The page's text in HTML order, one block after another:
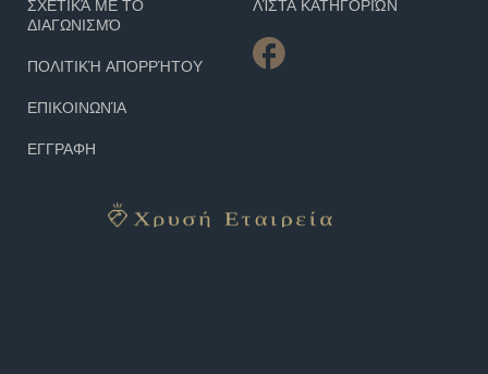
ΣΧΕΤΙΚΆ ΜΕ ΤΟ
ΔΙΑΓΩΝΙΣΜΌ
ΠΟΛΙΤΙΚΉ ΑΠΟΡΡΉΤΟΥ
ΕΠΙΚΟΙΝΩΝΊΑ
ΕΓΓΡΑΦΗ
ΛΊΣΤΑ ΚΑΤΗΓΟΡΙΏΝ